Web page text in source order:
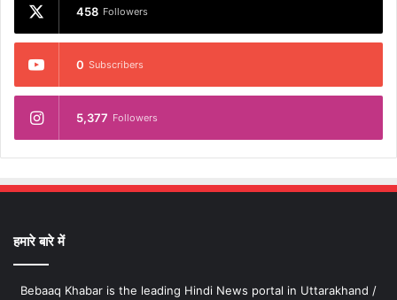
458 Followers
0 Subscribers
5,377 Followers
हमारे बारे में
Bebaaq Khabar is the leading Hindi News portal in Uttarakhand /